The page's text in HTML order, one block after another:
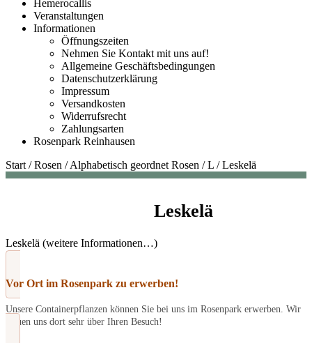
Hemerocallis
Veranstaltungen
Informationen
Öffnungszeiten
Nehmen Sie Kontakt mit uns auf!
Allgemeine Geschäftsbedingungen
Datenschutzerklärung
Impressum
Versandkosten
Widerrufsrecht
Zahlungsarten
Rosenpark Reinhausen
Start /Rosen /Alphabetisch geordnet Rosen /L /Leskelä
Leskelä
Leskelä (weitere Informationen…)
Vor Ort im Rosenpark zu erwerben!
Unsere Containerpflanzen können Sie bei uns im Rosenpark erwerben. Wir
freuen uns dort sehr über Ihren Besuch!